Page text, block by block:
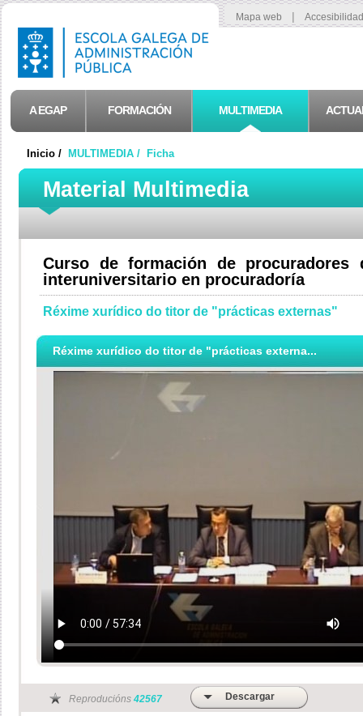
Mapa web |
A EGAP FORMACIÓN MULTIMEDIA
Inicio / MULTIMEDIA / Ficha
Material Multimedia
Curso de formación de
interuniversitario en procuradoría
Réxime xurídico do titor de "prácticas externas"
Réxime xurídico do titor de "prácticas externa...
Reproducións 42567 Descargar